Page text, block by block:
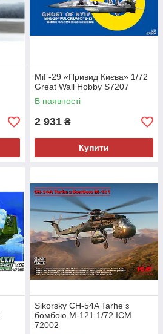
МіГ-29 «Привид Києва» 1/72
Great Wall Hobby S7207
В наявності
2 931 ₴
Купити
Sikorsky CH-54A Tarhe з
бомбою M-121 1/72 ICM
72002